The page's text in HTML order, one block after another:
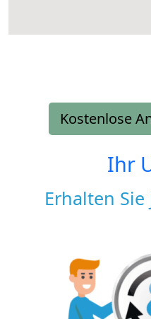
Kostenlose
Ihr
Erhalten